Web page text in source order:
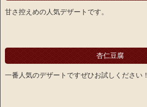
甘さ控えめの人気デザートです。
杏仁豆腐
一番人気のデザートですぜひお試しください！